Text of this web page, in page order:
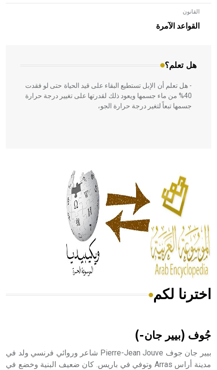
القانون
القواعد الآمرة
هل تعلم؟
- هل تعلم أن الأبلق نوع من الفنون الهندسية التي ارتبطت
بالعمارة الإسلامية في بلاد الشام ومصر خاصة، حيث يحرص
المعمار على بناء مداميكه وخاصة في الواجهات
- هل تعلم أن الإبل تستطيع البقاء على قيد الحياة حتى لو فقدت
40% من ماء جسمها ويعود ذلك لقدرتها على تغيير درجة حرارة
جسمها تبعاً لتغير درجة حرارة الجو،
الحكم، الأدلة، تنظيم التغذية، ورسالته في جروح الرأس. ويعود
له الفضل بأنه حرر الطب من الدين والفلسفة.
- هل تعلم أن المرجان إفراز حيواني يتكون في البحر ويتركب
من مادة كربونات الكلسيوم، وهو أحمر أو شديد الحمرة وهو
أجود أنواعه، ويمتاز بكبر الحجم ويسمى الش
هل تعلم أن الأبسيد كلمة فرنسية اللفظ تم اعتمادها مصطلحاً
اخترنا لكم
جُوف (بيير جان-)
بيير جان جوف Pierre-Jean Jouve شاعر وروائي فرنسي ولد في
مدينة أراس Arras وتوفي في باريس. كان ضعيف البنية وخضع في